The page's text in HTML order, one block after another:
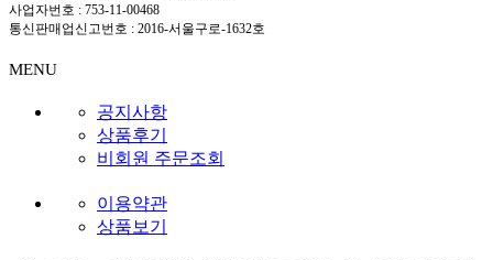
사업자번호 : 753-11-00468
통신판매업신고번호 : 2016-서울구로-1632호
MENU
공지사항
상품후기
비회원 주문조회
이용약관
상품보기